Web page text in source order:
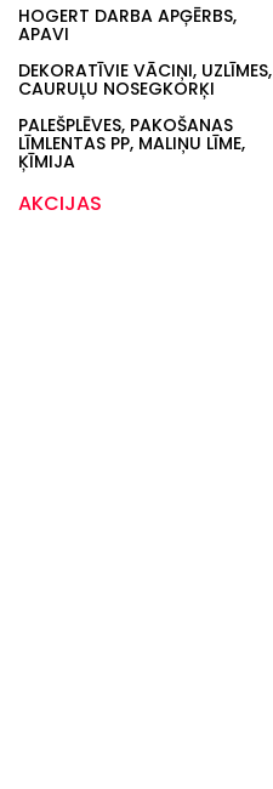
HOGERT DARBA APĢĒRBS,
APAVI
DEKORATĪVIE VĀCIŅI, UZLĪMES,
CAURUĻU NOSEGKORĶI
PALEŠPLĒVES, PAKOŠANAS
LĪMLENTAS PP, MALIŅU LĪME,
ĶĪMIJA
AKCIJAS